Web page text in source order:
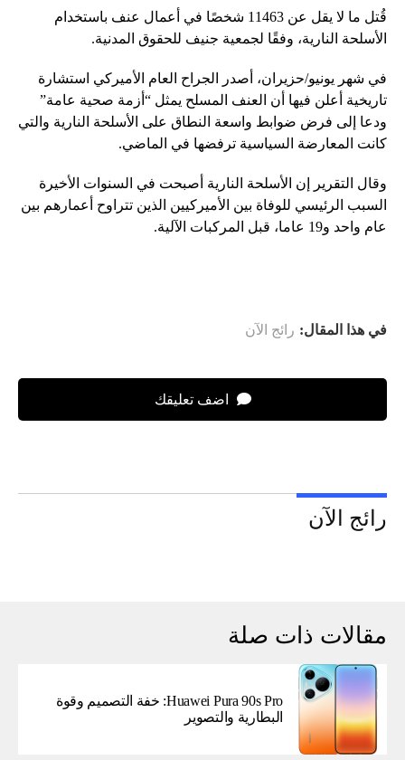
قُتل ما لا يقل عن 11463 شخصًا في أعمال عنف باستخدام
الأسلحة النارية، وفقًا لجمعية جنيف للحقوق المدنية.
في شهر يونيو/حزيران، أصدر الجراح العام الأميركي استشارة
تاريخية أعلن فيها أن العنف المسلح يمثل “أزمة صحية عامة”
ودعا إلى فرض ضوابط واسعة النطاق على الأسلحة النارية والتي
كانت المعارضة السياسية ترفضها في الماضي.
وقال التقرير إن الأسلحة النارية أصبحت في السنوات الأخيرة
السبب الرئيسي للوفاة بين الأميركيين الذين تتراوح أعمارهم بين
عام واحد و19 عاما، قبل المركبات الآلية.
في هذا المقال: رائج الآن
اضف تعليقك
رائج الآن
مقالات ذات صلة
Huawei Pura 90s Pro: خفة التصميم وقوة
البطارية والتصوير